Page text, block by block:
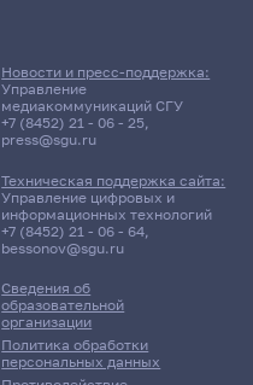
Сведения об
образовательной
организации
Политика обработки
персональных данных
Новости и пресс-поддержка:
Управление
медиакоммуникаций СГУ
+7 (8452) 21 - 06 - 25,
press@sgu.ru
Техническая поддержка сайта:
Управление цифровых и
информационных технологий
+7 (8452) 21 - 06 - 64,
bessonov@sgu.ru